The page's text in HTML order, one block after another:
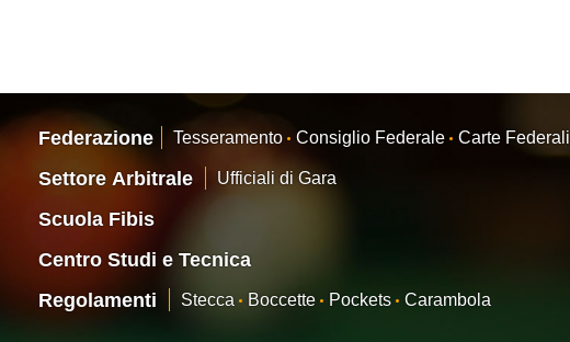
Federazione Tesseramento Consiglio Federale Carte Federali
Settore Arbitrale Ufficiali di Gara
Scuola Fibis
Centro Studi e Tecnica
Regolamenti
Stecca Boccette Pockets Carambola